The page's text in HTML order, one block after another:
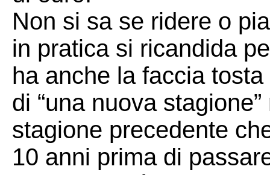
Non si sa se ridere o
in pratica si ricandida
ha anche la faccia
di “una nuova
stagione precedente
10 anni prima di